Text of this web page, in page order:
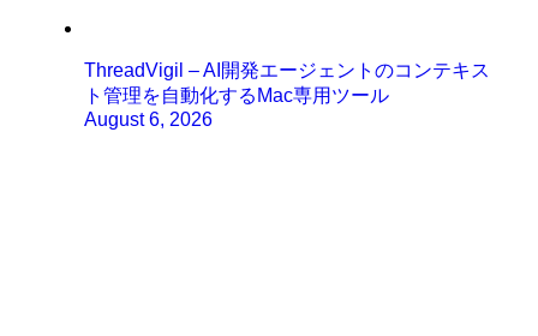
ThreadVigil – AI開発エージェントのコンテキス
ト管理を自動化するMac専用ツール
August 6, 2026